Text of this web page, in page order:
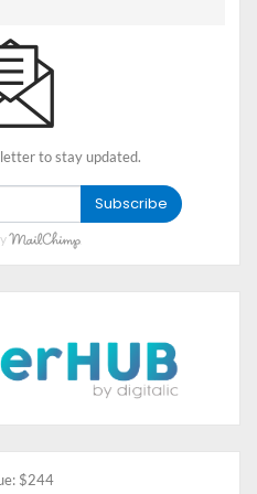
mampu memudahkan Anda
Tractors.
United Tractors,
Anda miliki. Caranya
Play Store dan unduh
bisa mengunduh UT
di Apple Store. Sehingga
Apple Store dan segera
smartphone Anda, ya!,
Tractors.
to stay updated.
Subscribe